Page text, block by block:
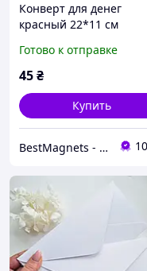
Конверт для денег
красный 22*11 см
Готово к отправке
45₴
Купить
BestMagnets - производство магнитно-сувенирной продукции